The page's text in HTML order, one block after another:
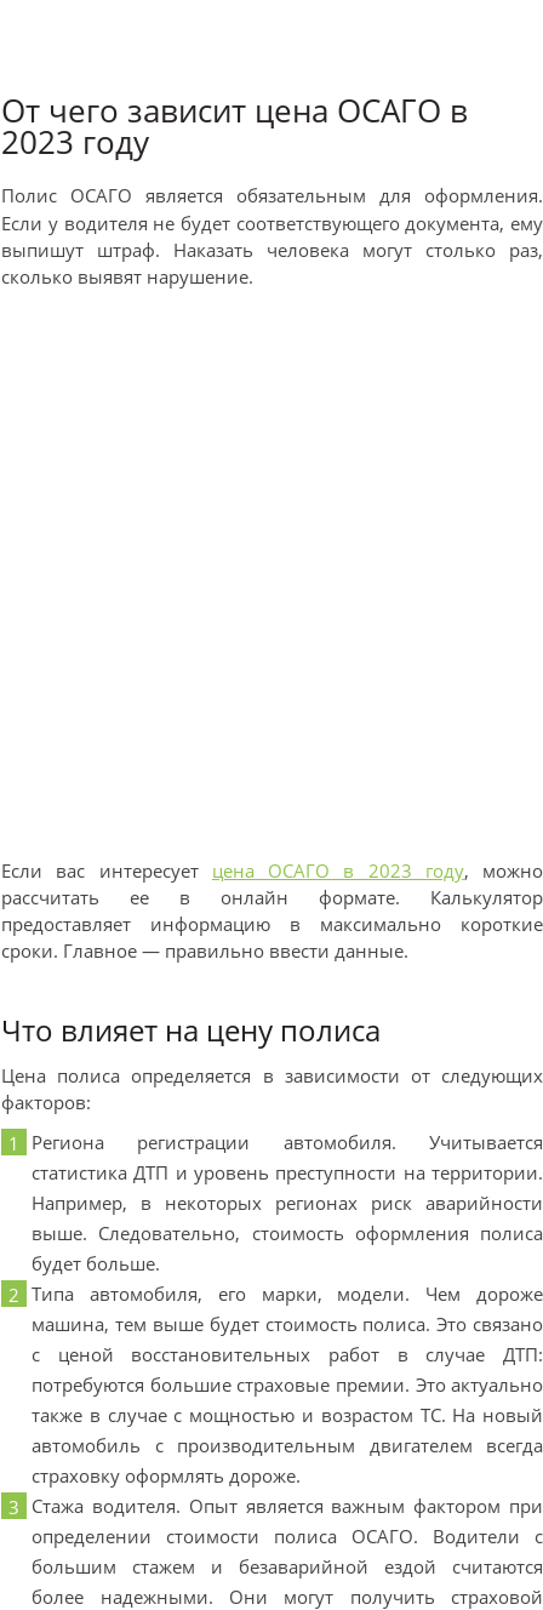
От чего зависит цена ОСАГО в
2023 году
Полис ОСАГО является обязательным для оформления.
Если у водителя не будет соответствующего документа, ему
выпишут штраф. Наказать человека могут столько раз,
сколько выявят нарушение.
Если вас интересует цена ОСАГО в 2023 году, можно
рассчитать ее в онлайн формате. Калькулятор
предоставляет информацию в максимально короткие
сроки. Главное — правильно ввести данные.
Что влияет на цену полиса
Цена полиса определяется в зависимости от следующих
факторов:
Региона регистрации автомобиля. Учитывается
статистика ДТП и уровень преступности на территории.
Например, в некоторых регионах риск аварийности
выше. Следовательно, стоимость оформления полиса
будет больше.
Типа автомобиля, его марки, модели. Чем дороже
машина, тем выше будет стоимость полиса. Это связано
с ценой восстановительных работ в случае ДТП:
потребуются большие страховые премии. Это актуально
также в случае с мощностью и возрастом ТС. На новый
автомобиль с производительным двигателем всегда
страховку оформлять дороже.
Стажа водителя. Опыт является важным фактором при
определении стоимости полиса ОСАГО. Водители с
большим стажем и безаварийной ездой считаются
более надежными. Они могут получить страховой